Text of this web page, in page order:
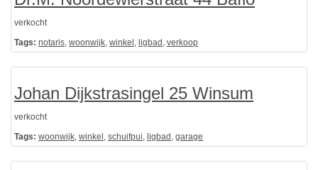
verkocht
Tags: notaris, woonwijk, winkel , ligbad , verkoop
Johan Dijkstrasingel 25 Winsum
verkocht
Tags: woonwijk, winkel , schuifpui, ligbad , garage